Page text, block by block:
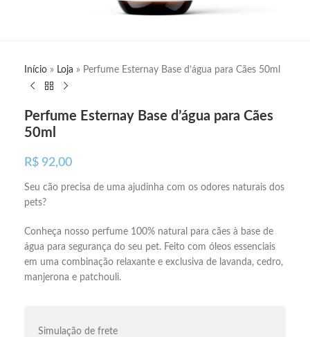
Início » Loja » Perfume Esternay Base d’água para Cães 50ml
Perfume Esternay Base d’água para Cães
50ml
R$ 92,00
Seu cão precisa de uma ajudinha com os odores naturais dos
pets?
Conheça nosso perfume 100% natural para cães à base de
água para segurança do seu pet. Feito com óleos essenciais
em uma combinação relaxante e exclusiva de lavanda, cedro,
manjerona e patchouli.
Simulação de frete